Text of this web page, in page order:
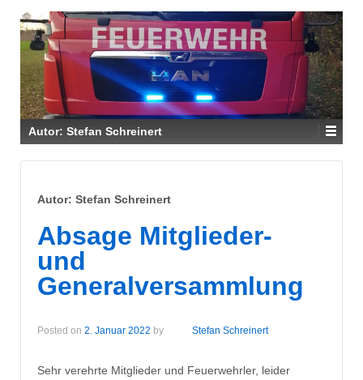
Autor: Stefan Schreinert
Autor: Stefan Schreinert
Absage Mitglieder-
und
Generalversammlung
Posted on 2. Januar 2022 by Stefan Schreinert
Sehr verehrte Mitglieder und Feuerwehrler, leider